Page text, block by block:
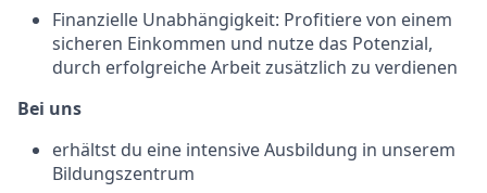
Finanzielle Unabhängigkeit: Profitiere von einem
sicheren Einkommen und nutze das Potenzial,
durch erfolgreiche Arbeit zusätzlich zu verdienen
Bei uns
erhältst du eine intensive Ausbildung in unserem
Bildungszentrum